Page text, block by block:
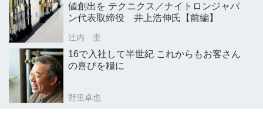
値創出を テクニクス／ナイトロンジャパ
ン代表取締役 井上浩伸氏【前編】
辻内 圭
16で入社して半世紀 これからもお客さん
の喜びを糧に
野里卓也